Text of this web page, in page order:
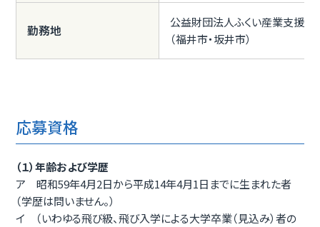
勤務地
公益財団法人ふくい産業支援セ
（福井市・坂井市）
応募資格
（１）年齢および学歴
ア 昭和59年4月2日から平成14年4月1日までに生まれた者
（学歴は問いません。）
イ （いわゆる飛び級、飛び入学による大学卒業（見込み）者の